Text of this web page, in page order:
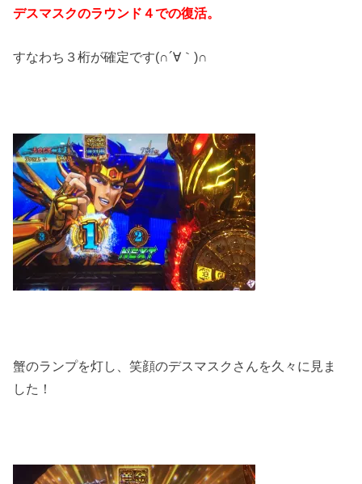
デスマスクのラウンド４での復活。
すなわち３桁が確定です(∩´∀｀)∩
蟹のランプを灯し、笑顔のデスマスクさんを久々に見ま
した！